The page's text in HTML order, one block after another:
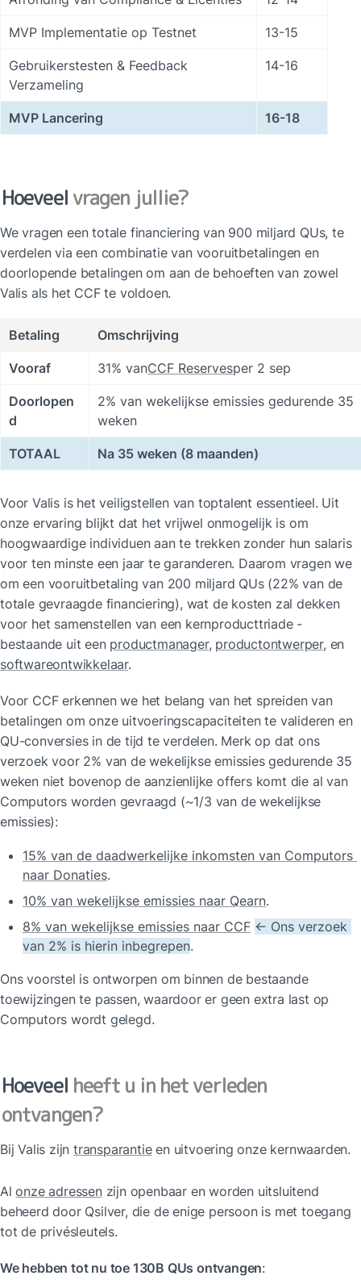
MVP Implementatie op Testnet 13-15
Gebruikerstesten & Feedback
Verzameling
14-16
MVP Lancering 16-18
Hoeveel vragen jullie?
We vragen een totale financiering van 900 miljard QUs, te
verdelen via een combinatie van vooruitbetalingen en
doorlopende betalingen om aan de behoeften van zowel
Valis als het CCF te voldoen.
Betaling Omschrijving
Vooraf 31% vanCCF Reservesper 2 sep
Doorlopen
d
2% van wekelijkse emissies gedurende 35
weken
TOTAAL Na 35 weken (8 maanden)
Voor Valis is het veiligstellen van toptalent essentieel. Uit
onze ervaring blijkt dat het vrijwel onmogelijk is om
hoogwaardige individuen aan te trekken zonder hun salaris
voor ten minste een jaar te garanderen. Daarom vragen we
om een vooruitbetaling van 200 miljard QUs (22% van de
totale gevraagde financiering), wat de kosten zal dekken
voor het samenstellen van een kernproducttriade -
bestaande uit een productmanager, productontwerper
softwareontwikkelaar.
Voor CCF erkennen we het belang van het spreiden van
betalingen om onze uitvoeringscapaciteiten te valideren en
QU-conversies in de tijd te verdelen. Merk op dat ons
verzoek voor 2% van de wekelijkse emissies gedurende 35
weken niet bovenop de aanzienlijke offers komt die al van
Computors worden gevraagd (~1/3 van de wekelijkse
emissies):
15% van de daadwerkelijke inkomsten van Computors
naar Donaties.
10% van wekelijkse emissies naar Qearn.
8% van wekelijkse emissies naar CCF ← Ons verzoek
van 2% is hierin inbegrepen.
Ons voorstel is ontworpen om binnen de bestaande
toewijzingen te passen, waardoor er geen extra last op
Computors wordt gelegd.
Hoeveel heeft u in het verleden
ontvangen?
Bij Valis zijn transparantie en uitvoering onze kernwaarden.
Al onze adressen zijn openbaar en worden uitsluitend
beheerd door Qsilver, die de enige persoon is met toegang
tot de privésleutels.
We hebben tot nu toe 130B QUs ontvangen: